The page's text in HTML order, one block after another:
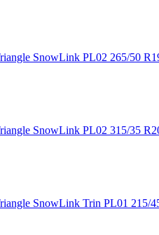
SnowLink PL02 265/50
SnowLink PL02 315/35
SnowLink Trin PL01 215/